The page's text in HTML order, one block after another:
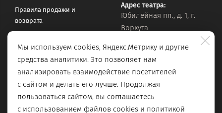
Правила продажи и
возврата
Оставить обращение
Адрес театра:
Юбилейная пл., д. 1, г.
Воркута
Официальная почта:
vorkteatrdr@mail.ru
Мы используем cookies, Яндекс.Метрику и другие
средства аналитики. Это позволяет нам
анализировать взаимодействие посетителей
с сайтом и делать его лучше. Продолжая
пользоваться сайтом, вы соглашаетесь
с использованием файлов cookies и политикой